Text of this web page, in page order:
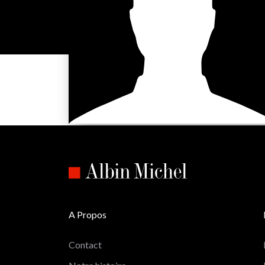
A Propos
Contact